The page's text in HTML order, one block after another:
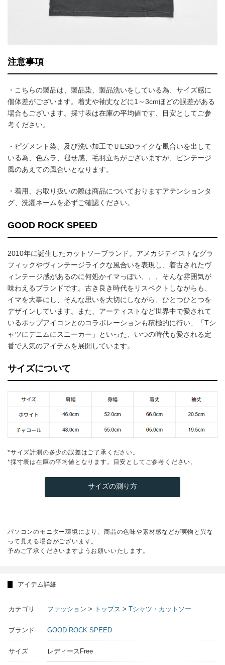
注意事項
・こちらの製品は、製品染、製品洗いをしている為、サイズ感に
個体差がございます。着丈や袖丈などに1～3cmほどの誤差がある
場合もございます。採寸表は在庫の平均値です、目安としてご参
考ください。
・ピグメント染、及び洗い加工でＵESDライクな風合いを出して
いる為、色ムラ、褪せ感、毛羽立ちがございますが、ビンテージ
風のあえての風合いとなります。
・着用、お取り扱いの際は商品についておりますアテンションタ
グ、洗濯ネームを必ずご確認ください。
GOOD ROCK SPEED
2010年に誕生したカットソーブランド。アメカジテイストなグラ
フィックやヴィンテージライクな風合いを表現し、着古されたヴ
ィンテージ感があるのに何処かイマっぽい、、、そんな雰囲気が
味わえるブランドです。古き良き時代をリスペクトしながらも、
イマを大事にし、そんな思いを大切にしながら、ひとつひとつを
デザインしています。また、アーティストなど世界中で愛されて
いるポップアイコンとのコラボレーションも積極的に行い、「Tシ
ャツにデニムにスニーカー」といった、いつの時代も愛される定
番で人気のアイテムを展開しています。
サイズについて
*サイズ計測の多少の誤差はご了承ください。
*採寸表は在庫の平均値となります。目安としてご参考ください。
サイズの測り方
パソコンのモニター環境により、商品の色味や素材感などが実物と異な
って見える場合がございます。
予めご了承くださいますようお願いいたします。
アイテム詳細
カテゴリ ファッション > トップス > Tシャツ・カットソー
ブランド GOOD ROCK SPEED
サイズ レディースFree